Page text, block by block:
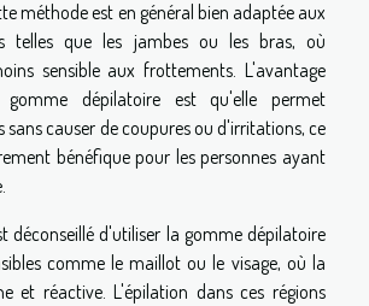
méthode est en général bien adaptée aux
telles que les jambes ou les bras, où
sensible aux frottements. L'avantage
dépilatoire est qu'elle permet
sans causer de coupures ou d'irritations, ce
bénéfique pour les personnes ayant
déconseillé d'utiliser la gomme dépilatoire
comme le maillot ou le visage, où la
et réactive. L'épilation dans ces régions